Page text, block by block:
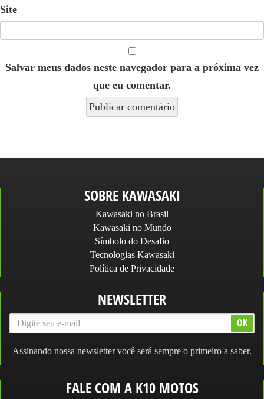
Site
Salvar meus dados neste navegador para a próxima vez
que eu comentar.
SOBRE KAWASAKI
Kawasaki no Brasil
Kawasaki no Mundo
Símbolo do Desafio
Tecnologias Kawasaki
Política de Privacidade
NEWSLETTER
Assinando nossa newsletter você será sempre o primeiro a saber.
FALE COM A K10 MOTOS